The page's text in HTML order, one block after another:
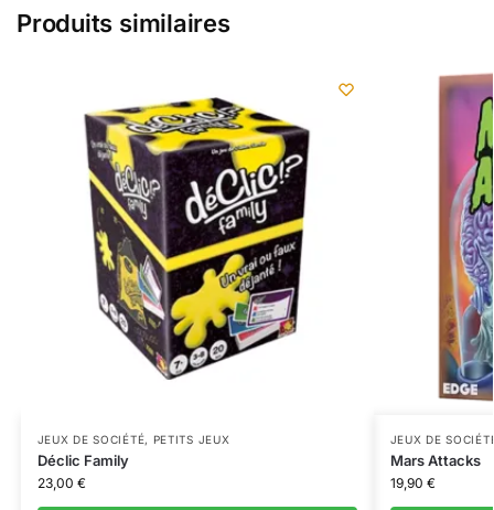
Produits similaires
JEUX DE SOCIÉTÉ, PETITS JEUX
Déclic Family
23,00 €
JEUX DE
Mars Attacks
19,90 €